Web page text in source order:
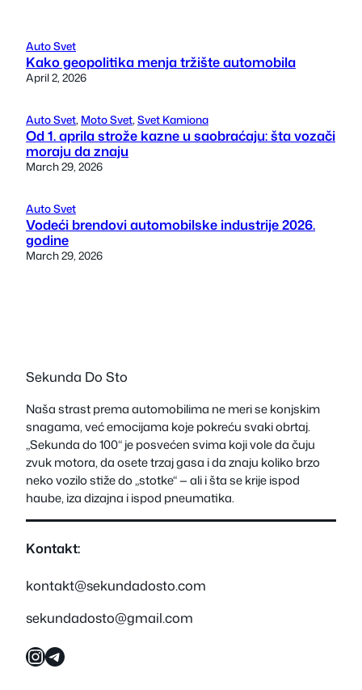
Auto Svet
Kako geopolitika menja tržište automobila
April 2, 2026
Auto Svet, Moto Svet, Svet Kamiona
Od 1. aprila strože kazne u saobraćaju: šta vozači
moraju da znaju
March 29, 2026
Auto Svet
Vodeći brendovi automobilske industrije 2026.
godine
March 29, 2026
Sekunda Do Sto
Naša strast prema automobilima ne meri se konjskim
snagama, već emocijama koje pokreću svaki obrtaj.
„Sekunda do 100“ je posvećen svima koji vole da čuju
zvuk motora, da osete trzaj gasa i da znaju koliko brzo
neko vozilo stiže do „stotke“ — ali i šta se krije ispod
haube, iza dizajna i ispod pneumatika.
Kontakt:
kontakt@sekundadosto.com
sekundadosto@gmail.com
InstagramTelegram